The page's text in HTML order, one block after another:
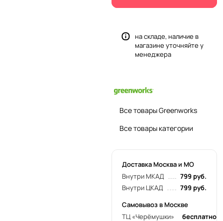
на складе, наличие в
магазине уточняйте у
менеджера
Все товары Greenworks
Все товары категории
Доставка Москва и МО
Внутри МКАД
799 руб.
Внутри ЦКАД
799 руб.
Самовывоз в Москве
ТЦ «Черёмушки»
бесплатно